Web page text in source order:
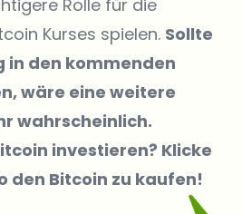
Rolle für die
Kurses spielen. Sollte
in den kommenden
wäre eine weitere
wahrscheinlich.
tcoin investieren? Klicke
den Bitcoin zu kaufen!